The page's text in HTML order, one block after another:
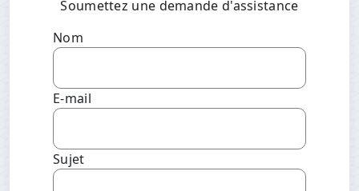
Soumettez une demande d'assistance
Nom
E-mail
Sujet